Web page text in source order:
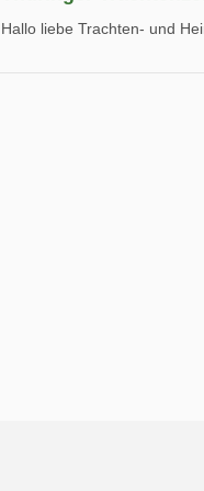
Hallo liebe Trachten- und